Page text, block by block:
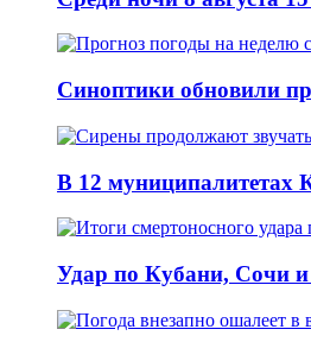
Синоптики обновили
В 12 муниципалитетах
Удар по Кубани, Сочи и